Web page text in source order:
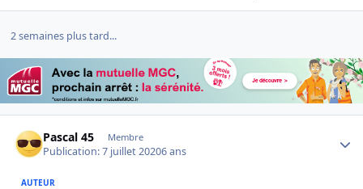
2 semaines plus tard...
Pascal 45 Membre
Publication:7 juillet 20206 ans
AUTEUR